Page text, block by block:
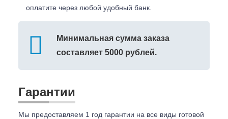
оплатите через любой удобный банк.
Минимальная сумма заказа
составляет 5000 рублей.
Гарантии
Мы предоставляем 1 год гарантии на все виды готовой